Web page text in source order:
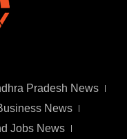
Pradesh News
News
Jobs News